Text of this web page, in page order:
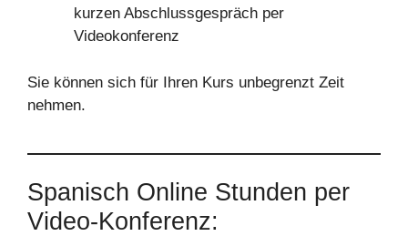
kurzen Abschlussgespräch per
Videokonferenz
Sie können sich für Ihren Kurs unbegrenzt Zeit
nehmen.
Spanisch Online Stunden per
Video-Konferenz: